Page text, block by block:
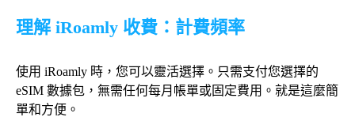
理解 iRoamly 收費：計費頻率
使用 iRoamly 時，您可以靈活選擇。只需支付您選擇的
eSIM 數據包，無需任何每月帳單或固定費用。就是這麼簡
單和方便。